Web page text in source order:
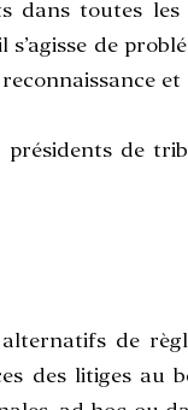
dans toutes les
de
et
présidents de
de
des litiges au